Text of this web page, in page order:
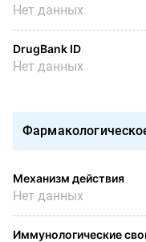
Нет данных
DrugBank ID
Нет данных
Механизм действия
Нет данных
Иммунологические